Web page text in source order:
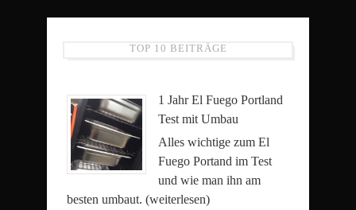
TOP 10 BEITRÄGE
1 Jahr El Fuego Portland
Test mit Umbau
Alles wichtige zum El
Fuego Portand im Test
und wie man ihn am
besten umbaut. (weiterlesen)